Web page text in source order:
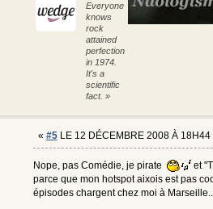
Everyone
knows
rock
attained
perfection
in 1974.
It's a
scientific
fact. »
« #5LE 12 DÉCEMBRE 2008 À 18H44
Nope, pas Comédie, je pirate
et
parce que mon hotspot aixois est pas
épisodes chargent chez moi à